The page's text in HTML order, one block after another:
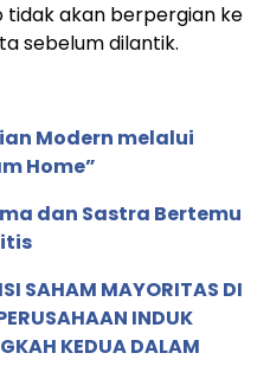
tidak akan berpergian ke
sebelum dilantik.
Modern melalui
Home”
dan Sastra Bertemu
SAHAM MAYORITAS DI
INDUK
KEDUA DALAM